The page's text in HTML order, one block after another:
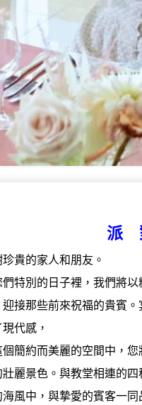
派
貴的家人和朋友。
特別的日子裡，我們將
接那些前來祝福的貴賓
代感，
簡約而美麗的空間中，
麗景色。與教堂相連的
風中，與摯愛的賓客一